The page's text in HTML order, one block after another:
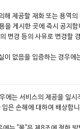
제공할 재화 또는 용역의
을 게시한 곳에 즉시 공지합
변경 등의 사유로 변경할
이 없음을 입증하는 경우에
에는 서비스의 제공을 일
은 손해에 대하여 배상합